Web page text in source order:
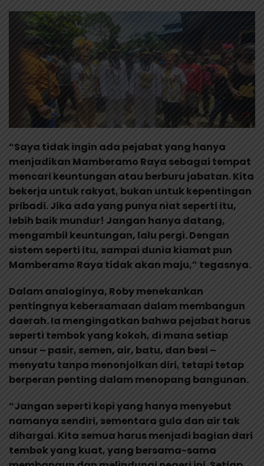
“Saya tidak ingin ada pejabat yang hanya
menjadikan Mamberamo Raya sebagai tempat
mencari keuntungan atau berburu jabatan. Kita
bekerja untuk rakyat, bukan untuk kepentingan
pribadi. Jika ada yang punya niat seperti itu,
lebih baik mundur! Jangan hanya datang,
mengambil keuntungan, lalu pergi. Dengan
sistem seperti itu, sampai dunia kiamat pun
Mamberamo Raya tidak akan maju,” tegasnya.
Dalam analoginya, Roby menekankan
pentingnya kebersamaan dalam membangun
daerah. Ia mengingatkan bahwa pejabat harus
seperti tembok yang kokoh, di mana setiap
unsur – pasir, semen, air, batu, dan besi –
menyatu tanpa menonjolkan diri, tetapi tetap
berperan penting dalam menopang bangunan.
“Jangan seperti kopi yang hanya menyebut
namanya sendiri, sementara gula dan air tak
dihargai. Kita semua harus menjadi bagian dari
tembok yang kuat, yang bersama-sama